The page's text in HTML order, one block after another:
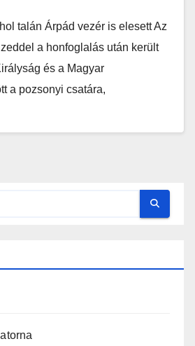
talán Árpád vezér is elesett Az
a honfoglalás után került
és a Magyar
a pozsonyi csatára,